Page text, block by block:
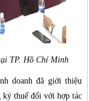
TP. Hồ Chí Minh
doanh đã giới thiệu
ký thuế đối với hợp tác